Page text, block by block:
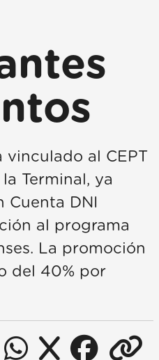
vinculado al CEPT
Terminal, ya
DNI
al programa
La promoción
del 40% por